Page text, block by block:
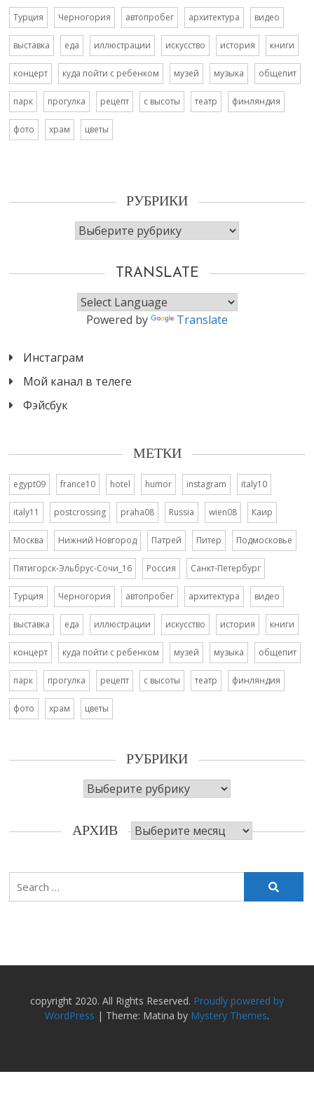
Турция Черногория автопробег архитектура видео
выставка еда иллюстрации искусство история книги
концерт куда пойти с ребенком музей музыка общепит
парк прогулка рецепт с высоты театр финляндия
фото храм цветы
РУБРИКИ
Рубрики
TRANSLATE
Powered by Translate
Инстаграм
Мой канал в телеге
Фэйсбук
МЕТКИ
egypt09 france10 hotel humor instagram italy10
italy11 postcrossing praha08 Russia wien08 Каир
Москва Нижний Новгород Патрей Питер Подмосковье
Пятигорск-Эльбрус-Сочи_16 Россия Санкт-Петербург
Турция Черногория автопробег архитектура видео
выставка еда иллюстрации искусство история книги
концерт куда пойти с ребенком музей музыка общепит
парк прогулка рецепт с высоты театр финляндия
фото храм цветы
РУБРИКИ
Рубрики
АРХИВ Архив
Search
for:
copyright 2020. All Rights Reserved. Proudly powered by
WordPress | Theme: Matina by Mystery Themes.